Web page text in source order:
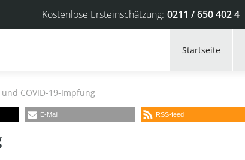
Kostenlose Ersteinschätzung: 0211 / 650 402 4
Startseite
COVID-19-Impfung
E-Mail RSS-feed